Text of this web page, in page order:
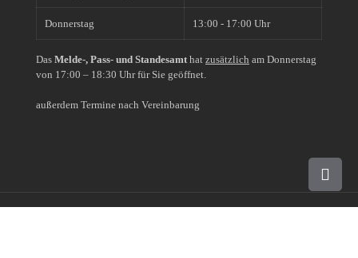
Donnerstag 13:00 - 17:00 Uhr
Das Melde-, Pass- und Standesamthat zusätzlich am Donnerstag
von 17:00 – 18:30 Uhr für Sie geöffnet.
außerdem Termine nach Vereinbarung